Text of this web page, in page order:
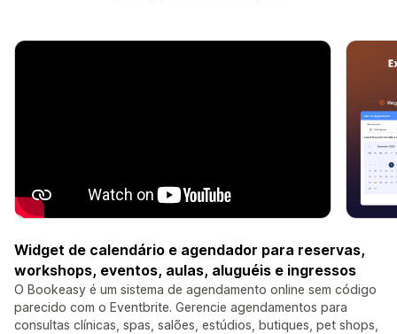
Widget de calendário e agendador para reservas,
workshops, eventos, aulas, aluguéis e ingressos
O Bookeasy é um sistema de agendamento online sem código
parecido com o Eventbrite. Gerencie agendamentos para
consultas clínicas, spas, salões, estúdios, butiques, pet shops,